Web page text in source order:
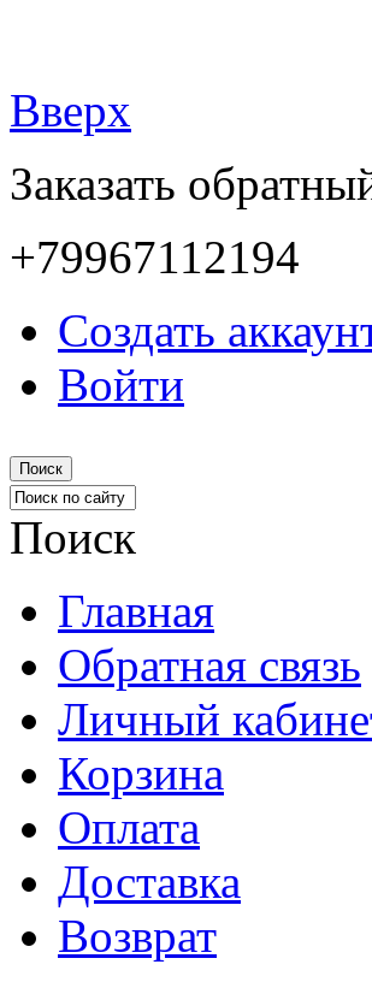
Вверх
Заказать
+79967112194
Создать
Войти
Поиск
Поиск
Главная
Обратная связь
Личный
Корзина
Оплата
Доставка
Возврат